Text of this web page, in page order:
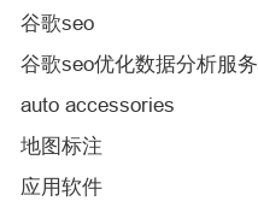
谷歌seo
谷歌seo优化数据分析服务
auto accessories
地图标注
应用软件